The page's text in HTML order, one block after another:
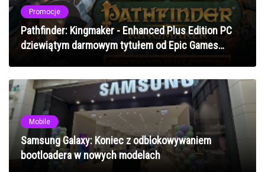
Promocje
Pathfinder: Kingmaker - Enhanced Plus Edition PC
dziewiątym darmowym tytułem od Epic Games
Mobile
Samsung Galaxy: Koniec z odblokowywaniem
bootloadera w nowych modelach